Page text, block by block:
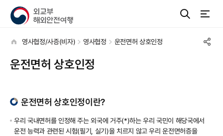
영사협정/사증(비자) 영사협정 운전면허 상호인정
운전면허 상호인정
운전면허 상호인정이란?
우리 국내면허를 인정해 주는 외국에 거주(*)하는 우리 국민이 해당국에서
운전 능력과 관련된 시험(필기, 실기)을 치르지 않고 우리 운전면허증을